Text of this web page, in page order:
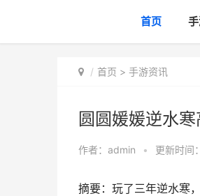
首页
首页 > 手游资讯
圆圆媛媛逆水
作者： admin • 更新时
摘要：玩了三年逆水寒